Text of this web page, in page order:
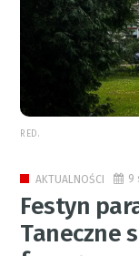
RED.
AKTUALNOŚCI 9
Festyn
Taneczne